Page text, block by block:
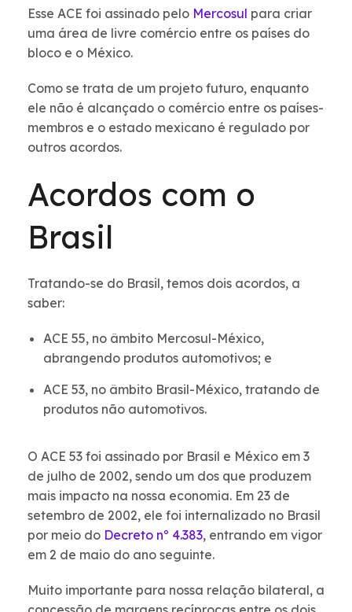
Esse ACE foi assinado pelo Mercosul para criar
uma área de livre comércio entre os países do
bloco e o México.
Como se trata de um projeto futuro, enquanto
ele não é alcançado o comércio entre os países-
membros e o estado mexicano é regulado por
outros acordos.
Acordos com o
Brasil
Tratando-se do Brasil, temos dois acordos, a
saber:
ACE 55, no âmbito Mercosul-México,
abrangendo produtos automotivos; e
ACE 53, no âmbito Brasil-México, tratando de
produtos não automotivos.
O ACE 53 foi assinado por Brasil e México em 3
de julho de 2002, sendo um dos que produzem
mais impacto na nossa economia. Em 23 de
setembro de 2002, ele foi internalizado no Brasil
por meio do Decreto nº 4.383, entrando em vigor
em 2 de maio do ano seguinte.
Muito importante para nossa relação bilateral, a